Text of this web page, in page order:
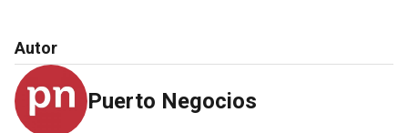
Autor
Puerto Negocios